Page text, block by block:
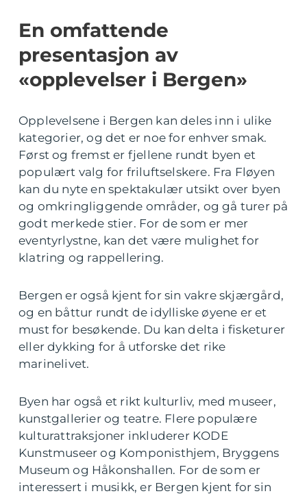
En omfattende
presentasjon av
«opplevelser i Bergen»
Opplevelsene i Bergen kan deles inn i ulike
kategorier, og det er noe for enhver smak.
Først og fremst er fjellene rundt byen et
populært valg for friluftselskere. Fra Fløyen
kan du nyte en spektakulær utsikt over byen
og omkringliggende områder, og gå turer på
godt merkede stier. For de som er mer
eventyrlystne, kan det være mulighet for
klatring og rappellering.
Bergen er også kjent for sin vakre skjærgård,
og en båttur rundt de idylliske øyene er et
must for besøkende. Du kan delta i fisketurer
eller dykking for å utforske det rike
marinelivet.
Byen har også et rikt kulturliv, med museer,
kunstgallerier og teatre. Flere populære
kulturattraksjoner inkluderer KODE
Kunstmuseer og Komponisthjem, Bryggens
Museum og Håkonshallen. For de som er
interessert i musikk, er Bergen kjent for sin